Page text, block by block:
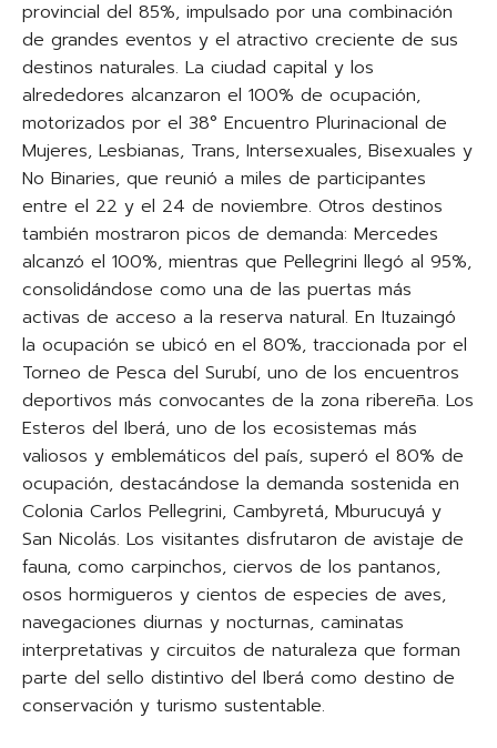
provincial del 85%, impulsado por una combinación
de grandes eventos y el atractivo creciente de sus
destinos naturales. La ciudad capital y los
alrededores alcanzaron el 100% de ocupación,
motorizados por el 38° Encuentro Plurinacional de
Mujeres, Lesbianas, Trans, Intersexuales, Bisexuales y
No Binaries, que reunió a miles de participantes
entre el 22 y el 24 de noviembre. Otros destinos
también mostraron picos de demanda: Mercedes
alcanzó el 100%, mientras que Pellegrini llegó al 95%,
consolidándose como una de las puertas más
activas de acceso a la reserva natural. En Ituzaingó
la ocupación se ubicó en el 80%, traccionada por el
Torneo de Pesca del Surubí, uno de los encuentros
deportivos más convocantes de la zona ribereña. Los
Esteros del Iberá, uno de los ecosistemas más
valiosos y emblemáticos del país, superó el 80% de
ocupación, destacándose la demanda sostenida en
Colonia Carlos Pellegrini, Cambyretá, Mburucuyá y
San Nicolás. Los visitantes disfrutaron de avistaje de
fauna, como carpinchos, ciervos de los pantanos,
osos hormigueros y cientos de especies de aves,
navegaciones diurnas y nocturnas, caminatas
interpretativas y circuitos de naturaleza que forman
parte del sello distintivo del Iberá como destino de
conservación y turismo sustentable.